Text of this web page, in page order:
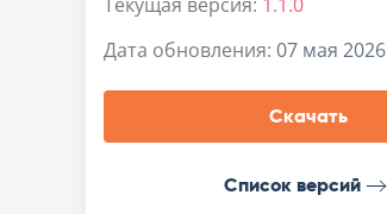
Дата обновления: 07 мая 2026
Скачать
Список версий